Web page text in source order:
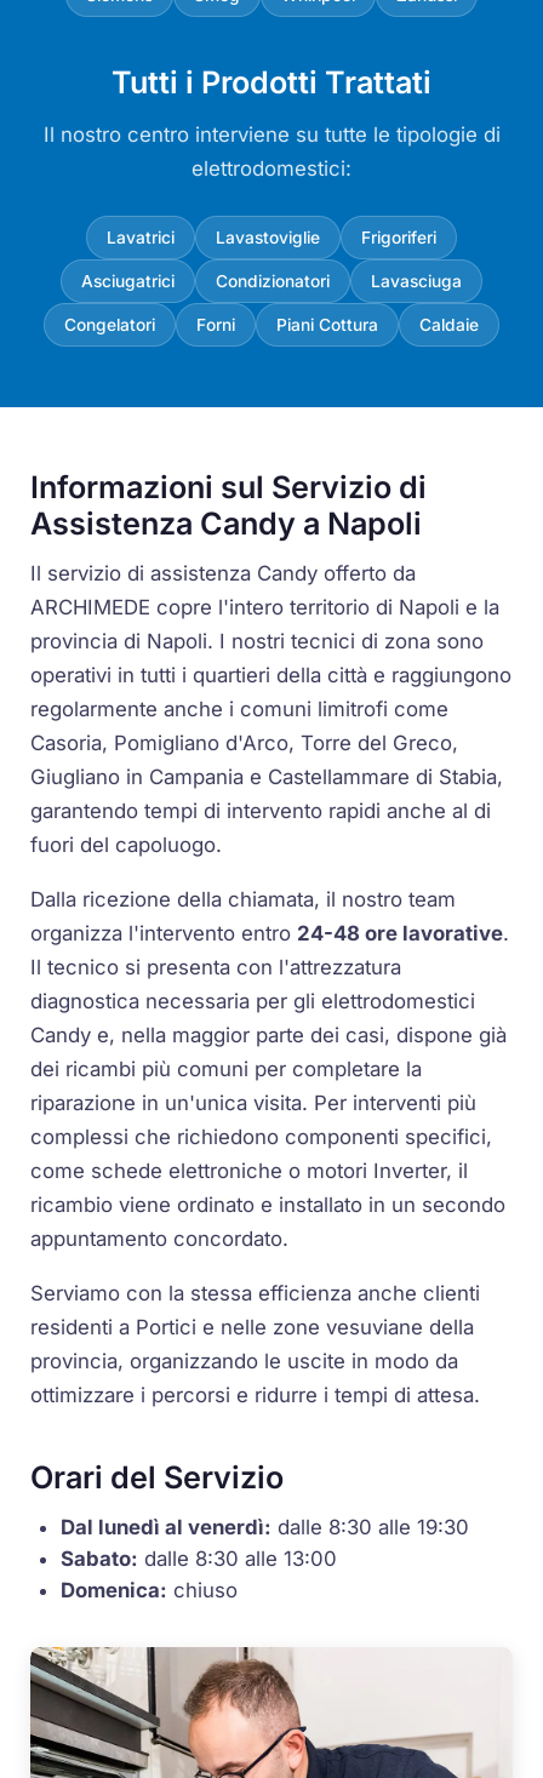
Tutti i Prodotti Trattati
Il nostro centro interviene su tutte le tipologie di
elettrodomestici:
Lavatrici Lavastoviglie Frigoriferi
Asciugatrici Condizionatori Lavasciuga
Congelatori Forni Piani Cottura Caldaie
Informazioni sul Servizio di
Assistenza Candy a Napoli
Il servizio di assistenza Candy offerto da
ARCHIMEDE copre l'intero territorio di Napoli e la
provincia di Napoli. I nostri tecnici di zona sono
operativi in tutti i quartieri della città e raggiungono
regolarmente anche i comuni limitrofi come
Casoria, Pomigliano d'Arco, Torre del Greco,
Giugliano in Campania e Castellammare di Stabia,
garantendo tempi di intervento rapidi anche al di
fuori del capoluogo.
Dalla ricezione della chiamata, il nostro team
organizza l'intervento entro 24-48 ore lavorative.
Il tecnico si presenta con l'attrezzatura
diagnostica necessaria per gli elettrodomestici
Candy e, nella maggior parte dei casi, dispone già
dei ricambi più comuni per completare la
riparazione in un'unica visita. Per interventi più
complessi che richiedono componenti specifici,
come schede elettroniche o motori Inverter, il
ricambio viene ordinato e installato in un secondo
appuntamento concordato.
Serviamo con la stessa efficienza anche clienti
residenti a Portici e nelle zone vesuviane della
provincia, organizzando le uscite in modo da
ottimizzare i percorsi e ridurre i tempi di attesa.
Orari del Servizio
Dal lunedì al venerdì: dalle 8:30 alle 19:30
Sabato: dalle 8:30 alle 13:00
Domenica: chiuso